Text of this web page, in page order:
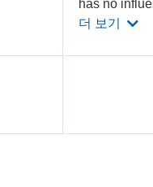
has no
더 보기